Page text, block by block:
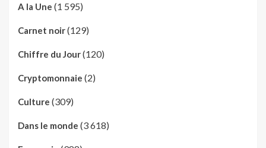
A la Une (1 595)
Carnet noir(129)
Chiffre du Jour(120)
Cryptomonnaie (2)
Culture (309)
Dans le monde (3 618)